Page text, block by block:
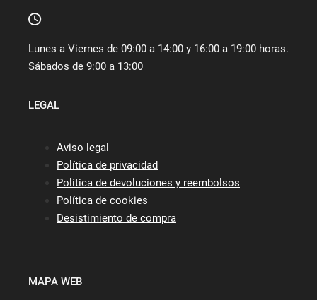
Lunes a Viernes de 09:00 a 14:00 y 16:00 a 19:00 horas.
Sábados de 9:00 a 13:00
LEGAL
Aviso legal
Política de privacidad
Política de devoluciones y reembolsos
Política de cookies
Desistimiento de compra
MAPA WEB